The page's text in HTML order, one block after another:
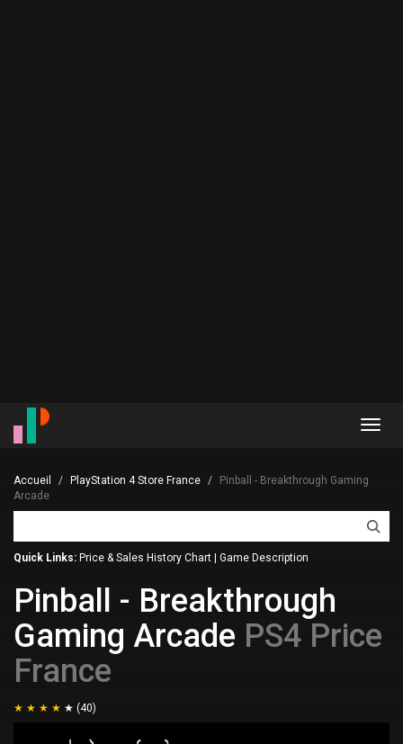
Accueil PlayStation 4 Store France
Pinball - Breakthrough Gaming
Arcade
Quick Links: Price & Sales History Chart Game Description
Pinball - Breakthrough
Gaming Arcade PS4 Price
France
(40)